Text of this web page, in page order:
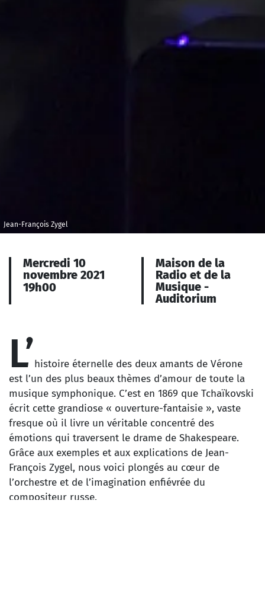
Jean-François Zygel
Mercredi 10
novembre 2021
19h00
Maison de la
Radio et de la
Musique -
Auditorium
L’histoire éternelle des deux amants de Vérone
est l’un des plus beaux thèmes d’amour de toute la
musique symphonique. C’est en 1869 que Tchaïkovski
écrit cette grandiose « ouverture-fantaisie », vaste
fresque où il livre un véritable concentré des
émotions qui traversent le drame de Shakespeare.
Grâce aux exemples et aux explications de Jean-
François Zygel, nous voici plongés au cœur de
l’orchestre et de l’imagination enfiévrée du
compositeur russe.